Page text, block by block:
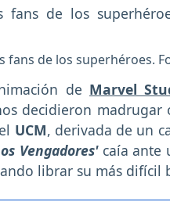
de los superhéroes.
de Marvel
decidieron
UCM, derivada de un
Vengadores' caía ante
librar su más difícil